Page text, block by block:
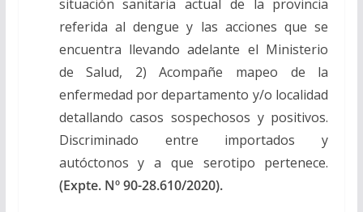
situación sanitaria actual de la provincia
referida al dengue y las acciones que se
encuentra llevando adelante el Ministerio
de Salud, 2) Acompañe mapeo de la
enfermedad por departamento y/o localidad
detallando casos sospechosos y positivos.
Discriminado entre importados y
autóctonos y a que serotipo pertenece.
(Expte. Nº 90-28.610/2020).